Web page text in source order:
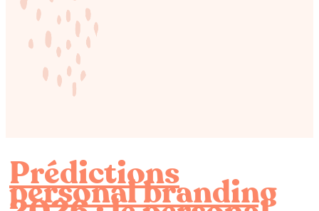
Prédictions
personal branding